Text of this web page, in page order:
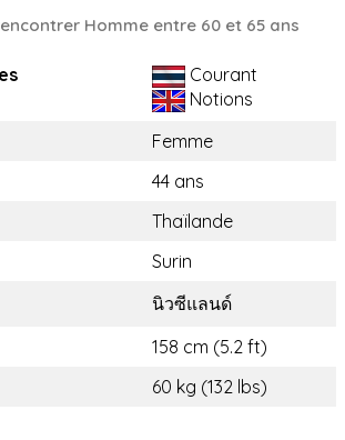
Homme entre 60 et 65 ans
Courant
Notions
Femme
44 ans
Thaïlande
Surin
นิวซีแลนด์
158 cm (5.2 ft)
60 kg (132 lbs)